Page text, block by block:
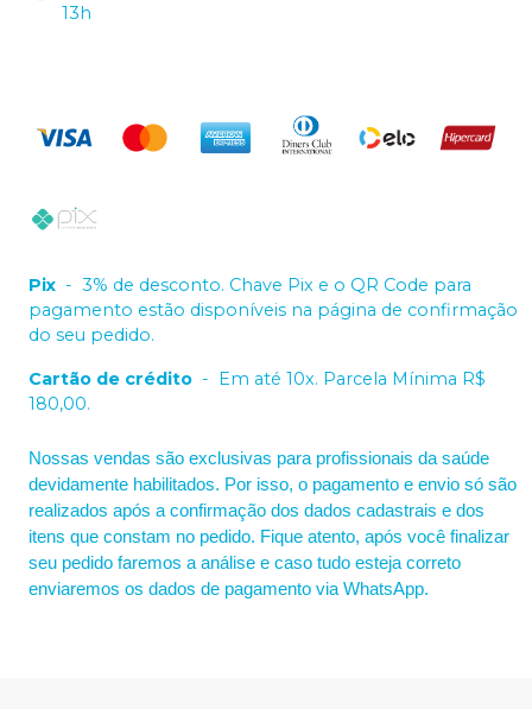
13h
Pix - 3% de desconto. Chave Pix e o QR Code para
pagamento estão disponíveis na página de confirmação
do seu pedido.
Cartão de crédito - Em até 10x. Parcela Mínima R$
180,00.
Nossas vendas são exclusivas para profissionais da saúde
devidamente habilitados. Por isso, o pagamento e envio só são
realizados após a confirmação dos dados cadastrais e dos
itens que constam no pedido. Fique atento, após você finalizar
seu pedido faremos a análise e caso tudo esteja correto
enviaremos os dados de pagamento via WhatsApp.